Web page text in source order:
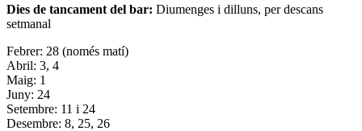
Dies de tancament del bar: Diumenges i dilluns, per descans
setmanal
Febrer: 28 (només matí)
Abril: 3, 4
Maig: 1
Juny: 24
Setembre: 11 i 24
Desembre: 8, 25, 26